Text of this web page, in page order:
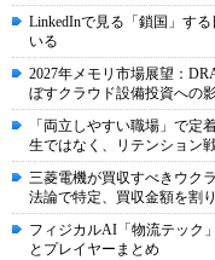
LinkedInで見る「鎖国」す
いる
2027年メモリ市場展望：
ぼすクラウド設備投資への
「両立しやすい職場」で定
生ではなく、リテンション
三菱電機が買収すべきウク
法論で特定、買収金額を割
フィジカルAI「物流テック
とプレイヤーまとめ